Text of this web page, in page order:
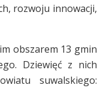
rozwoju innowacji,
obszarem 13 gmin
Dziewięć z nich
suwalskiego: